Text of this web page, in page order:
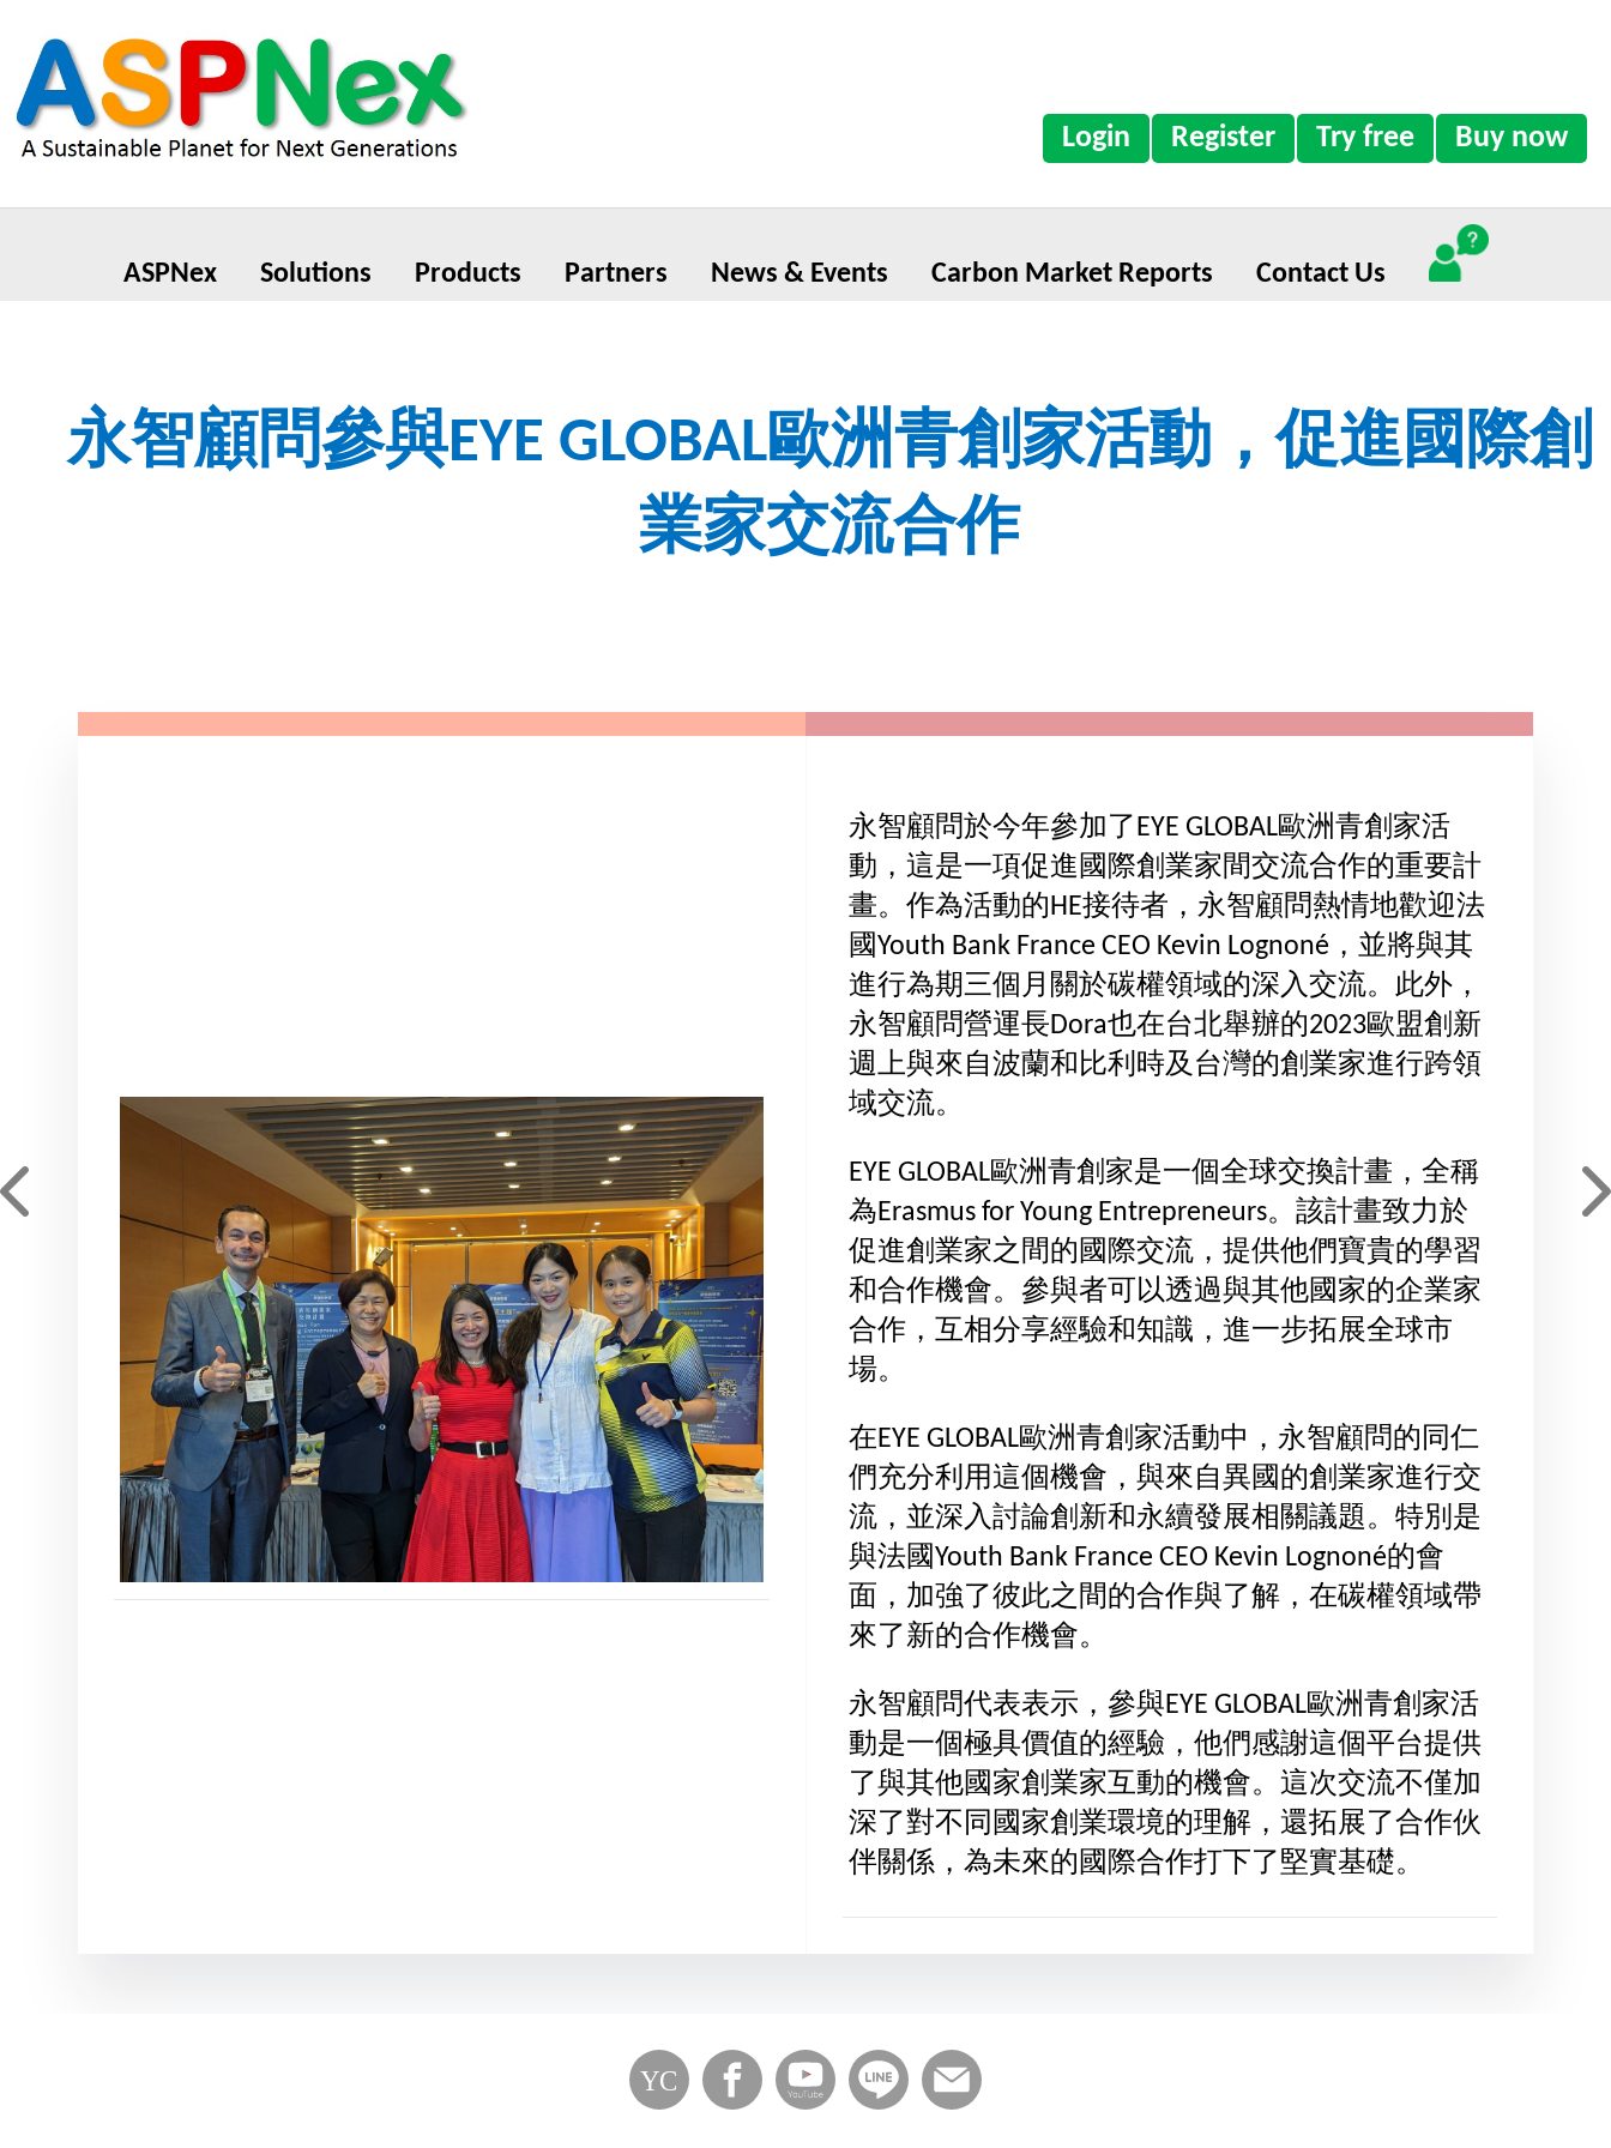
Login Register Try free Buy now
ASPNex Solutions Products Partners News & Events Carbon Market Reports Contact Us
永智顧問參與EYE GLOBAL歐洲青創家活動，促進國際創
業家交流合作
永智顧問於今年參加了EYE GLOBAL歐洲青創家活
動，這是一項促進國際創業家間交流合作的重要計
畫。作為活動的HE接待者，永智顧問熱情地歡迎法
國Youth Bank France CEO Kevin Lognoné，並將與其
進行為期三個月關於碳權領域的深入交流。此外，
永智顧問營運長Dora也在台北舉辦的2023歐盟創新
週上與來自波蘭和比利時及台灣的創業家進行跨領
域交流。
EYE GLOBAL歐洲青創家是一個全球交換計畫，全稱
為Erasmus for Young Entrepreneurs。該計畫致力於
促進創業家之間的國際交流，提供他們寶貴的學習
和合作機會。參與者可以透過與其他國家的企業家
合作，互相分享經驗和知識，進一步拓展全球市
場。
在EYE GLOBAL歐洲青創家活動中，永智顧問的同仁
們充分利用這個機會，與來自異國的創業家進行交
流，並深入討論創新和永續發展相關議題。特別是
與法國Youth Bank France CEO Kevin Lognoné的會
面，加強了彼此之間的合作與了解，在碳權領域帶
來了新的合作機會。
永智顧問代表表示，參與EYE GLOBAL歐洲青創家活
動是一個極具價值的經驗，他們感謝這個平台提供
了與其他國家創業家互動的機會。這次交流不僅加
深了對不同國家創業環境的理解，還拓展了合作伙
伴關係，為未來的國際合作打下了堅實基礎。